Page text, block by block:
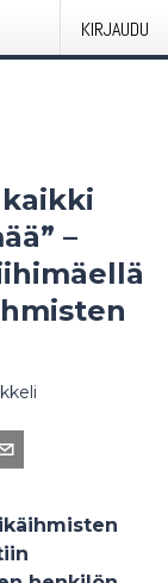
KIRJAUDU
–